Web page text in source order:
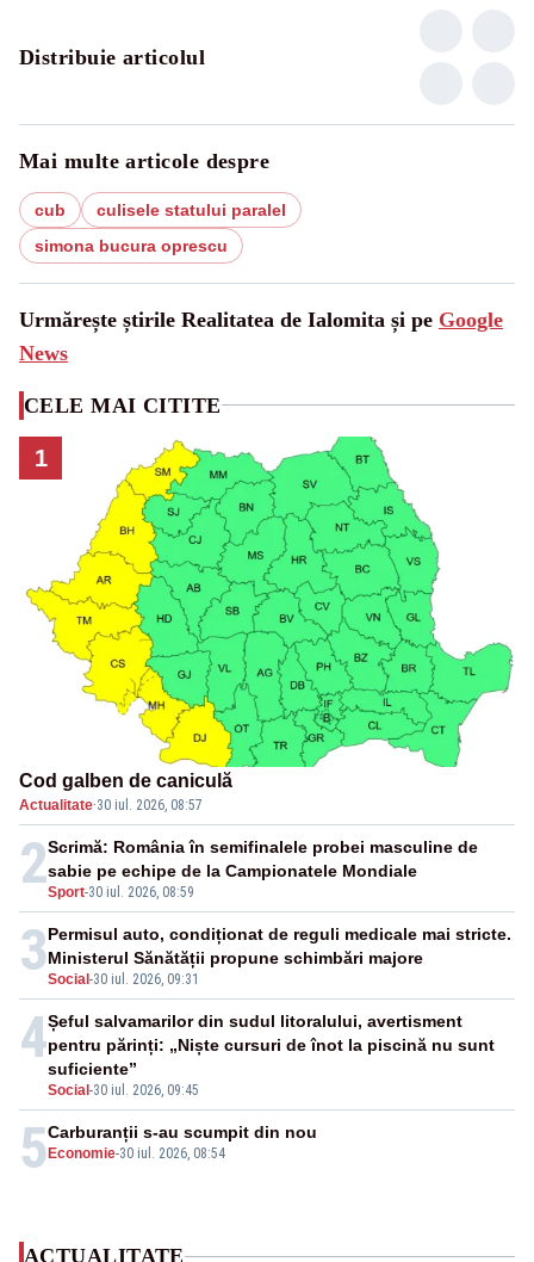
Distribuie articolul
Mai multe articole despre
cub
culisele statului paralel
simona bucura oprescu
Urmărește știrile Realitatea de Ialomita și pe Google
News
CELE MAI CITITE
1
Cod galben de caniculă
Actualitate·30 iul. 2026, 08:57
2Sport-30 iul. 2026, 08:59
Scrimă: România în semifinalele probei masculine de
sabie pe echipe de la Campionatele Mondiale
3Social -30 iul. 2026, 09:31
Permisul auto, condiționat de reguli medicale mai stricte.
Ministerul Sănătății propune schimbări majore
4
Social -30 iul. 2026, 09:45
Șeful salvamarilor din sudul litoralului, avertisment
pentru părinți: „Niște cursuri de înot la piscină nu sunt
suficiente”
5 Economie-30 iul. 2026, 08:54
Carburanții s-au scumpit din nou
ACTUALITATE